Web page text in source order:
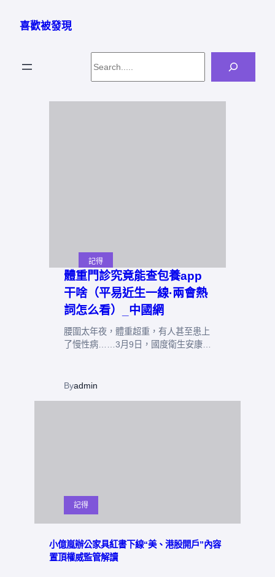
喜歡被發現
記得
體重門診究竟能查包養app
干啥（平易近生一線·兩會熱
詞怎么看）_中國網
腰圍太年夜，體重超重，有人甚至患上
了慢性病……3月9日，國度衛生安康…
Byadmin
記得
小億嵐辦公家具紅書下線“美、港股開戶”內容
置頂權威監管解讀